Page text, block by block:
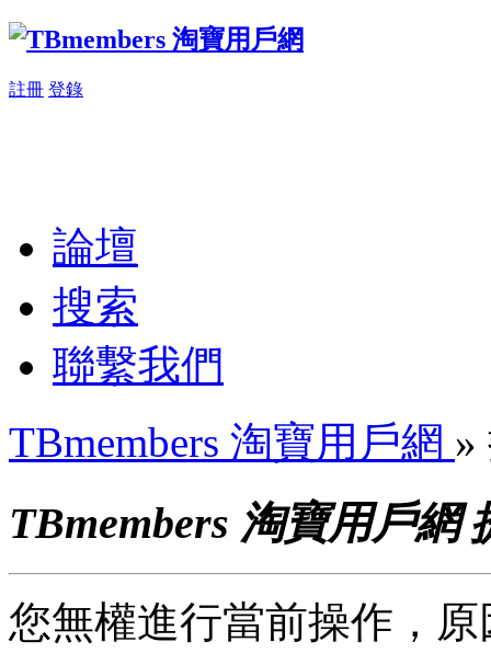
註冊 登錄
論壇
搜索
聯繫我們
TBmembers 淘寶用戶網 »
TBmembers 淘寶用戶網
您無權進行當前操作，